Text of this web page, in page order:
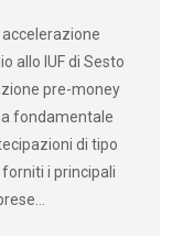
allo IUF di Sesto
pre-money
fondamentale
di tipo
i principali